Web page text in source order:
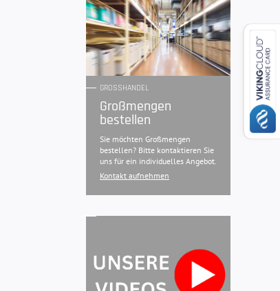
GROSSHANDEL
Großmengen
bestellen
Sie möchten Großmengen
bestellen? Bitte kontaktieren Sie
uns für ein individuelles Angebot.
Kontakt aufnehmen